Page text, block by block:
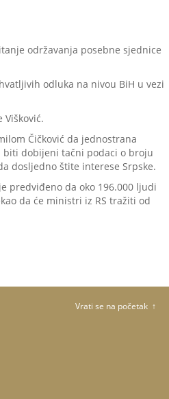
održavanja posebne sjednice
odluka na nivou BiH u vezi
Višković.
Čičković da jednostrana
biti dobijeni tačni podaci o broju
dosljedno štite interese Srpske.
predviđeno da oko 196.000 ljudi
da će ministri iz RS tražiti od
Vrati se na početak ↑